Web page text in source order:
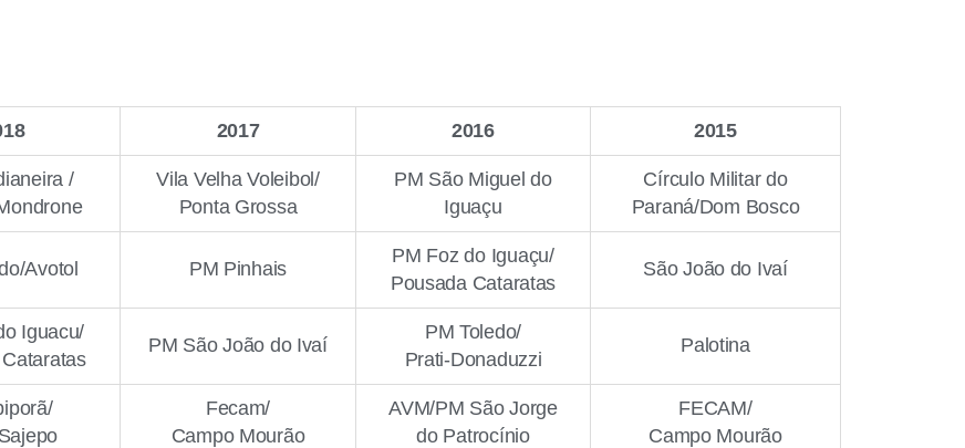
2017 2016 2015
/
Vila Velha Voleibol/
Ponta Grossa
PM São Miguel do
Iguaçu
Círculo Militar do
Paraná/Dom Bosco
Avotol PM Pinhais
PM Foz do Iguaçu/
Pousada Cataratas
São João do Ivaí
Iguacu/
PM São João do Ivaí
PM Toledo/
Prati-Donaduzzi
Palotina
Fecam/
Campo Mourão
AVM/PM São Jorge
do Patrocínio
FECAM/
Campo Mourão